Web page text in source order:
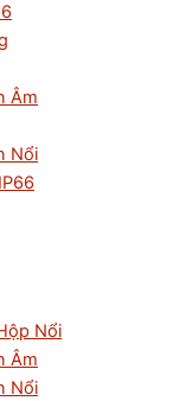
Âm
Nổi
Nổi
Âm
Nổi